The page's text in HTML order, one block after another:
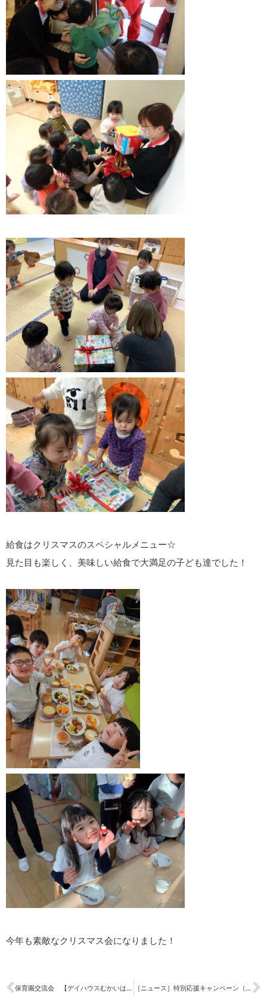
給食はクリスマスのスペシャルメニュー☆
見た目も楽しく、美味しい給食で大満足の子ども達でした！
今年も素敵なクリスマス会になりました！
保育園交流会 【デイハウスむかいはら】 ［ニュース］特別応援キャンペーン（お食事クーポン券）完売のお知らせ